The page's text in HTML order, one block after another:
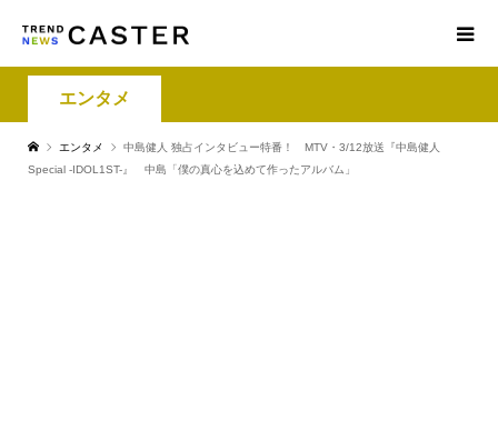
エンタメ
エンタメ
中島健人 独占インタビュー特番！ MTV・3/12放送『中島健人
Special -IDOL1ST-』 中島「僕の真心を込めて作ったアルバム」